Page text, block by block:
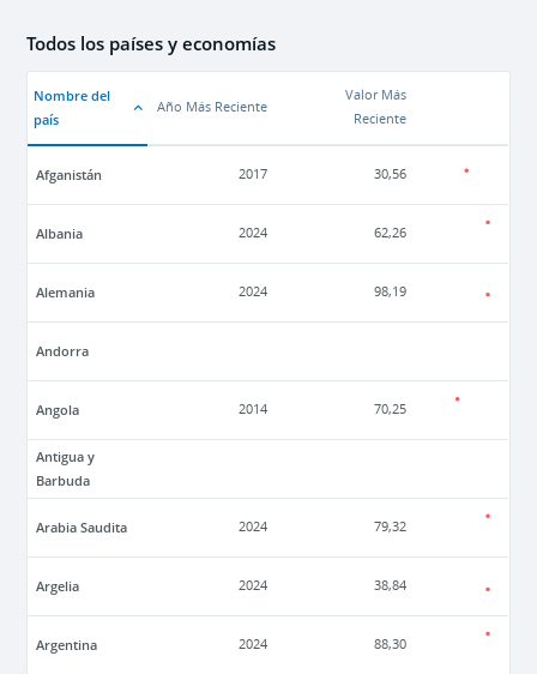
Todos los países y economías
Nombre del
país
Año Más Reciente
Valor Más
Reciente
Afganistán 2017 30,56
Albania 2024 62,26
Alemania 2024 98,19
Andorra
Angola 2014 70,25
Antigua y
Barbuda
Arabia Saudita 2024 79,32
Argelia 2024 38,84
Argentina 2024 88,30